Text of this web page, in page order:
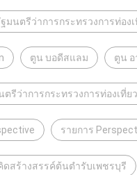
มนตรีว่าการกระทรวงการท่อง
ตูน บอดีสแลม ตูน อ
รีว่าการกระทรวงการท่องเที่ย
รายการ
ดสร้างสรรค์ต้นตำรับเพชรบุรี